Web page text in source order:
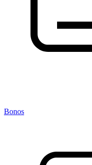
Bonos